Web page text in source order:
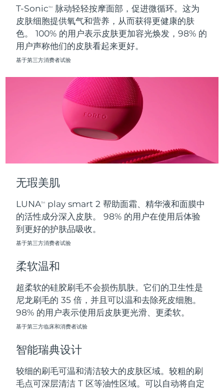
T-SonicTM
脉动轻轻按摩面部，促进微循环。这为
皮肤细胞提供氧气和营养，从而获得更健康的肤
色。 100% 的用户表示皮肤更加容光焕发，98% 的
用户声称他们的皮肤看起来更好。
基于第三方消费者试验
无瑕美肌
LUNATM
play smart 2 帮助面霜、精华液和面膜中
的活性成分深入皮肤。 98% 的用户在使用后体验
到更好的护肤品吸收。
基于第三方消费者试验
柔软温和
超柔软的硅胶刷毛不会损伤肌肤。它们的卫生性是
尼龙刷毛的 35 倍，并且可以温和去除死皮细胞。
98% 的用户表示使用后皮肤更光滑、更柔软。
基于第三方临床和消费者试验
智能瑞典设计
较细的刷毛可温和清洁较大的皮肤区域。较粗的刷
毛点可深层清洁 T 区等油性区域。可以自动将自定
波兰 预计送达日期10/08/2026
葡萄牙 预计送达日期
预计送达日期
预计送达日期
俄罗斯 预计送达日期17/08/2026
沙特阿拉伯
新加坡 预计送达日期11/08/2026
斯洛伐克
南非 预计送达日期
韩国 预计送达日期11/08/2026
西班牙
瑞典
瑞士 预计送达日期 09/08/2026